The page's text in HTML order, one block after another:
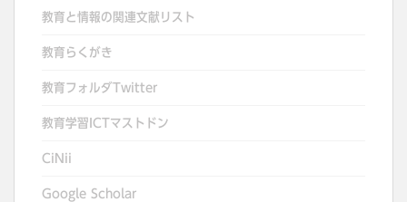
教育と情報の関連文献リスト
教育らくがき
教育フォルダTwitter
教育学習ICTマストドン
CiNii
Google Scholar